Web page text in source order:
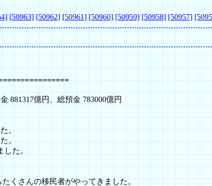
[50963] [50962] [50961] [50960] [50959] [50958] [50957]
881317億円、総預金 783000億円
。
。
た。
くさんの移民者がやってきました。